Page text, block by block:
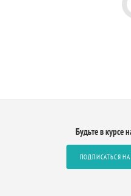
Будьте в курсе
ПОДПИСАТЬСЯ